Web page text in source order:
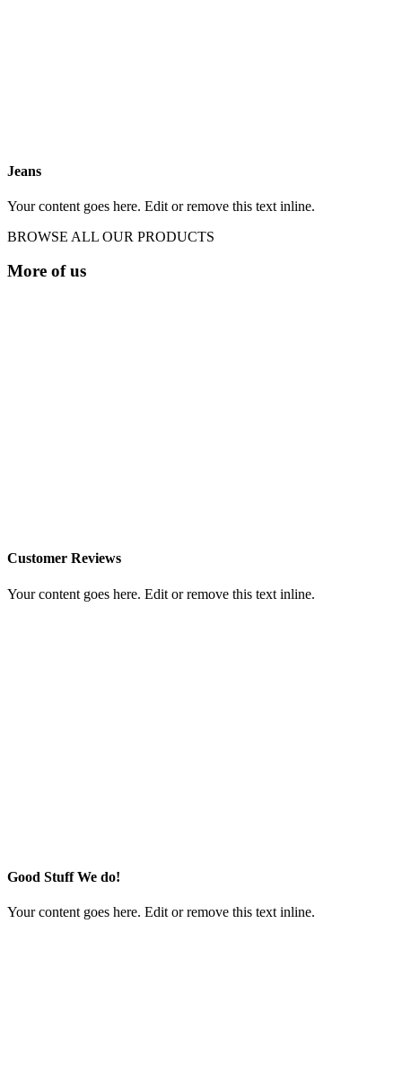
Jeans
Your content goes here. Edit or remove this text inline.
BROWSE ALL OUR PRODUCTS
More of us
Customer Reviews
Your content goes here. Edit or remove this text inline.
Good Stuff We do!
Your content goes here. Edit or remove this text inline.